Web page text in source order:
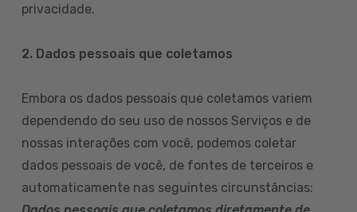
privacidade.
2. Dados pessoais que coletamos
Embora os dados pessoais que coletamos variem
dependendo do seu uso de nossos Serviços e de
nossas interações com você, podemos coletar
dados pessoais de você, de fontes de terceiros e
automaticamente nas seguintes circunstâncias: